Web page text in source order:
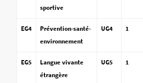
sportive
EG4
Prévention-santé-
environnement
UG4 1
EG5
Langue vivante
étrangère
UG5 1